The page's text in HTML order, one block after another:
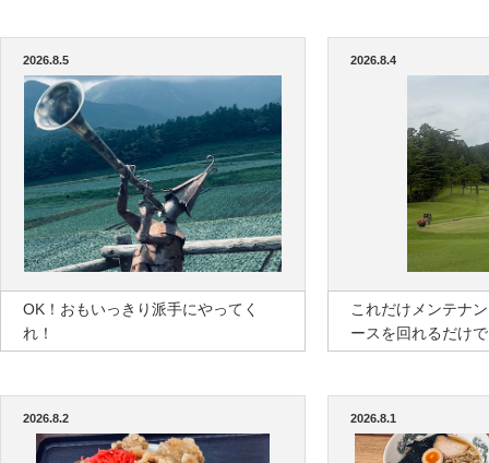
2026.8.5
OK！おもいっきり派手にやってく
れ！
2026.8.4
これだけメンテナ
ースを回れるだけ
2026.8.2 2026.8.1